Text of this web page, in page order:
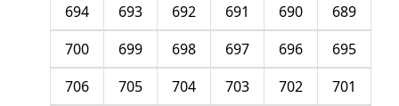
689
690
691
692
693
694
695
696
697
698
699
700
701
702
703
704
705
706